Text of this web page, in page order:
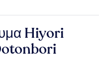
Hiyori